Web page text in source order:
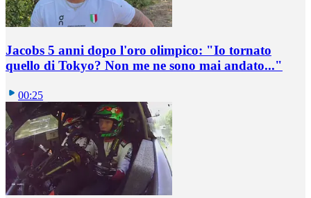
Jacobs 5 anni dopo l'oro olimpico: "Io tornato
quello di Tokyo? Non me ne sono mai andato..."
00:25